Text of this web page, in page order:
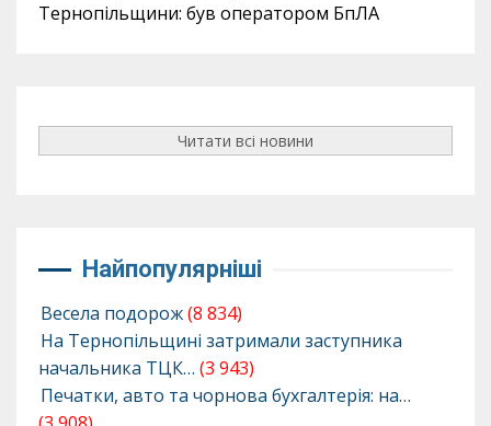
Тернопільщини: був оператором БпЛА
Читати всі новини
Найпопулярніші
Весела подорож(8 834)
На Тернопільщині затримали заступника
начальника ТЦК… (3 943)
Печатки, авто та чорнова бухгалтерія: на…